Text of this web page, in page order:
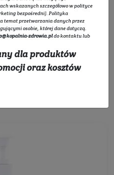
Filtruj
wskazanych szczegółowo wpolityce
bezpośredni). Polityka
temat przetwarzania danych przez
osobie, której dane dotyczą.
zdrowia.pldo kontaktu lub
dla produktów
oraz kosztów